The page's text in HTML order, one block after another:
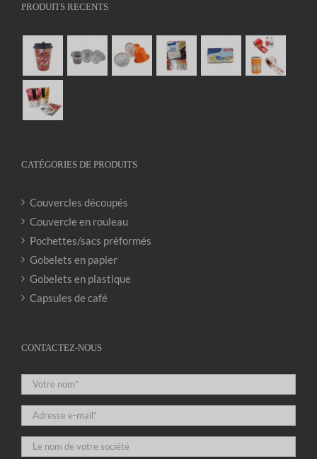
PRODUITS RECENTS
CATÉGORIES DE PRODUITS
Couvercles découpés
Couvercle en rouleau
Pochettes/sacs préformés
Gobelets en papier
Gobelets en plastique
Capsules de café
CONTACTEZ-NOUS